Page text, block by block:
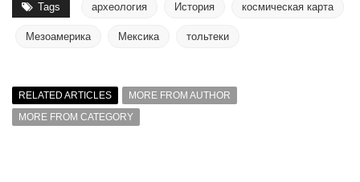
Tags археология История космическая карта
Мезоамерика Мексика тольтеки
RELATED ARTICLES
MORE FROM AUTHOR
MORE FROM CATEGORY